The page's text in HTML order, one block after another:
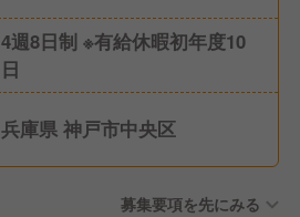
4週8日制 ※有給休暇初年度10
日
兵庫県 神戸市中央区
募集要項を先にみる